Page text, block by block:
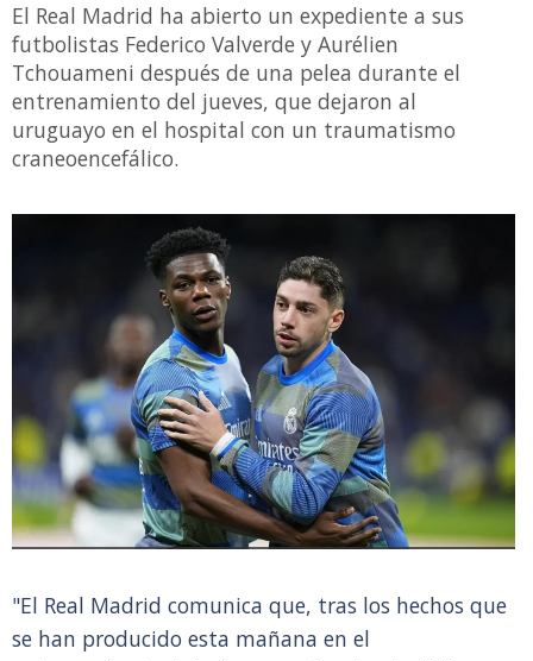
El Real Madrid ha abierto un expediente a sus
futbolistas Federico Valverde y Aurélien
Tchouameni después de una pelea durante el
entrenamiento del jueves, que dejaron al
uruguayo en el hospital con un traumatismo
craneoencefálico.
"El Real Madrid comunica que, tras los hechos que
se han producido esta mañana en el